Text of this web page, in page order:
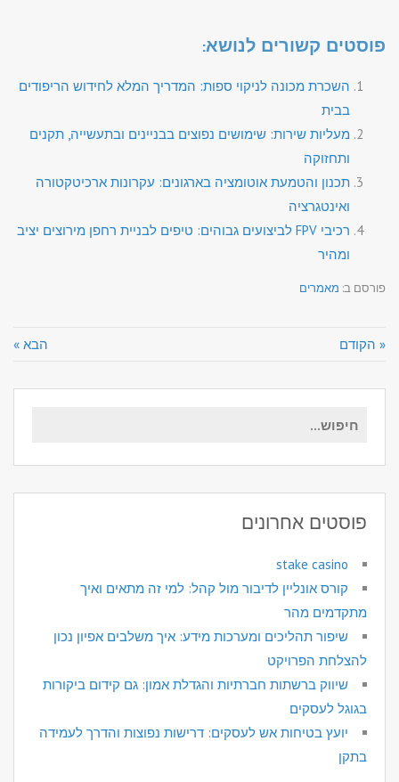
פוסטים קשורים לנושא:
השכרת מכונה לניקוי ספות: המדריך המלא לחידוש הריפודים
בבית
מעליות שירות: שימושים נפוצים בבניינים ובתעשייה, תקנים
ותחזוקה
תכנון והטמעת אוטומציה בארגונים: עקרונות ארכיטקטורה
ואינטגרציה
רכיבי FPV לביצועים גבוהים: טיפים לבניית רחפן מירוצים יציב
ומהיר
פורסם ב: מאמרים
« הקודם הבא »
חיפוש
פוסטים אחרונים
stake casino
קורס אונליין לדיבור מול קהל: למי זה מתאים ואיך
מתקדמים מהר
שיפור תהליכים ומערכות מידע: איך משלבים אפיון נכון
להצלחת הפרויקט
שיווק ברשתות חברתיות והגדלת אמון: גם קידום ביקורות
בגוגל לעסקים
יועץ בטיחות אש לעסקים: דרישות נפוצות והדרך לעמידה
בתקן